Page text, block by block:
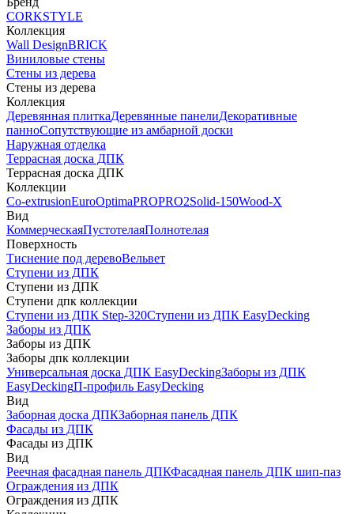
CORKSTYLE
Коллекция
Wall DesignBRICK
Виниловые стены
Стены из дерева
Стены из дерева
Коллекция
Деревянная плиткаДеревянные панелиДекоративные
панноСопутствующие из амбарной доски
Наружная отделка
Террасная доска ДПК
Террасная доска ДПК
Коллекции
Co-extrusionEuroOptimaPROPRO2Solid-150Wood-X
Вид
КоммерческаяПустотелаяПолнотелая
Поверхность
Тиснение под деревоВельвет
Ступени из ДПК
Ступени из ДПК
Ступени дпк коллекции
Ступени из ДПК Step-320Ступени из ДПК EasyDecking
Заборы из ДПК
Заборы из ДПК
Заборы дпк коллекции
Универсальная доска ДПК EasyDeckingЗаборы из ДПК
EasyDeckingП-профиль EasyDecking
Вид
Заборная доска ДПКЗаборная панель ДПК
Фасады из ДПК
Фасады из ДПК
Вид
Реечная фасадная панель ДПКФасадная панель ДПК шип-паз
Ограждения из ДПК
Ограждения из ДПК